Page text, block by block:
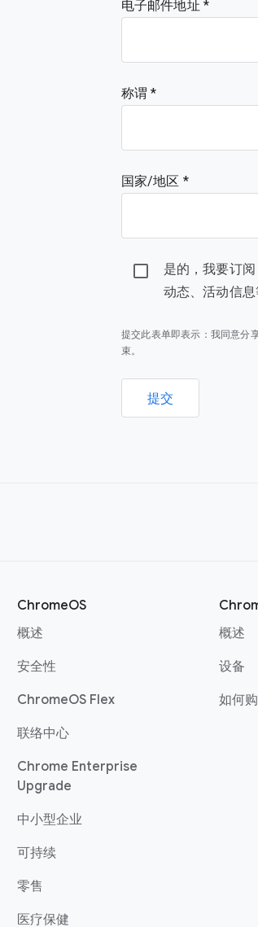
电子邮件地址
称谓
国家/地区 *
是的，我要订
动态、活动信息
提交此表单即表示：我同意分
束。
提交
ChromeOS
概述
安全性
ChromeOS Flex
联络中心
Chrome Enterprise
Upgrade
中小型企业
可持续
零售
医疗保健
概述
设备
如何